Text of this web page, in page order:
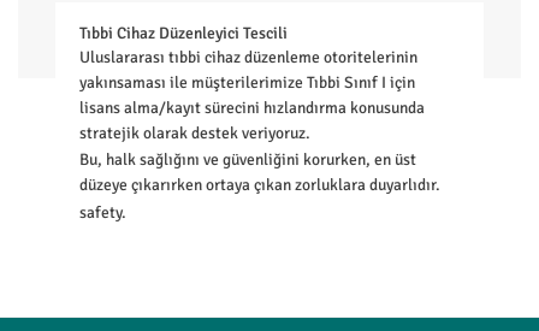
Tıbbi Cihaz Düzenleyici Tescili
Uluslararası tıbbi cihaz düzenleme otoritelerinin
yakınsaması ile müşterilerimize Tıbbi Sınıf I için
lisans alma/kayıt sürecini hızlandırma konusunda
stratejik olarak destek veriyoruz.
Bu, halk sağlığını ve güvenliğini korurken, en üst
düzeye çıkarırken ortaya çıkan zorluklara duyarlıdır.
safety.